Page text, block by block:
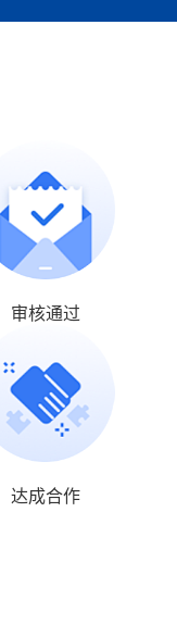
审核通过
达成合作